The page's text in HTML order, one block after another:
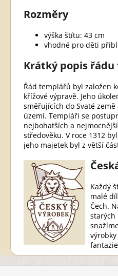
Rozměry
výška štítu: 43 cm
vhodné pro děti
Krátký popis
Řád templářů byl založen
křížové výpravě. Jeho
směřujících do Svaté
území. Templáři se
nejbohatších a
středověku. V roce 1312
jeho majetek byl z větší
Každý
malé
Čech.
starých
Z